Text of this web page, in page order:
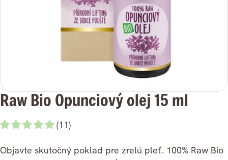
Raw Bio Opunciový olej 15 ml
(11)
Objavte skutočný poklad pre zrelú pleť. 100% Raw Bio